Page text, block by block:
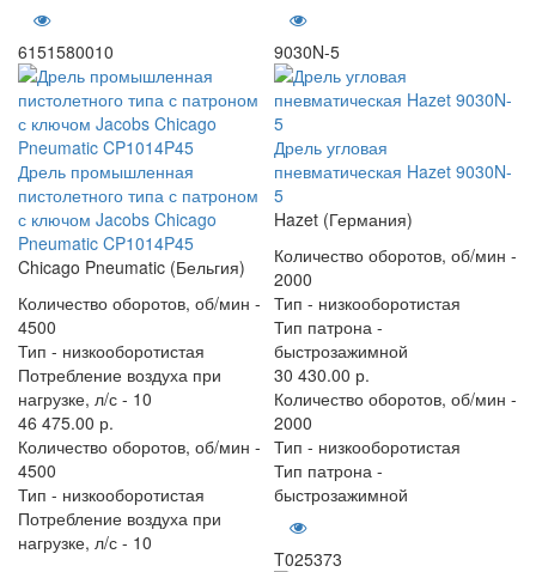
6151580010
Дрель промышленная
пистолетного типа с патроном
с ключом Jacobs Chicago
Pneumatic CP1014P45
Chicago Pneumatic (Бельгия)
Количество оборотов, об/мин -
4500
Тип - низкооборотистая
Потребление воздуха при
нагрузке, л/с - 10
46 475.00 р.
Количество оборотов, об/мин -
4500
Тип - низкооборотистая
Потребление воздуха при
нагрузке, л/с - 10
9030N-5
Дрель угловая
пневматическая Hazet 9030N-
5
Hazet (Германия)
Количество оборотов, об/мин -
2000
Тип - низкооборотистая
Тип патрона -
быстрозажимной
30 430.00 р.
Количество оборотов, об/мин -
2000
Тип - низкооборотистая
Тип патрона -
быстрозажимной
T025373